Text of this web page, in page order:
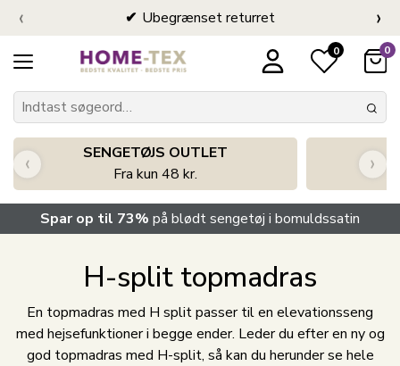
Ubegrænset returret
‹ ›
0 0
SENGETØJS OUTLET
Fra kun 48 kr.
‹ ›
Spar op til 73% på blødt sengetøj i bomuldssatin
H-split topmadras
En topmadras med H split passer til en elevationsseng
med hejsefunktioner i begge ender. Leder du efter en ny og
god topmadras med H-split, så kan du herunder se hele